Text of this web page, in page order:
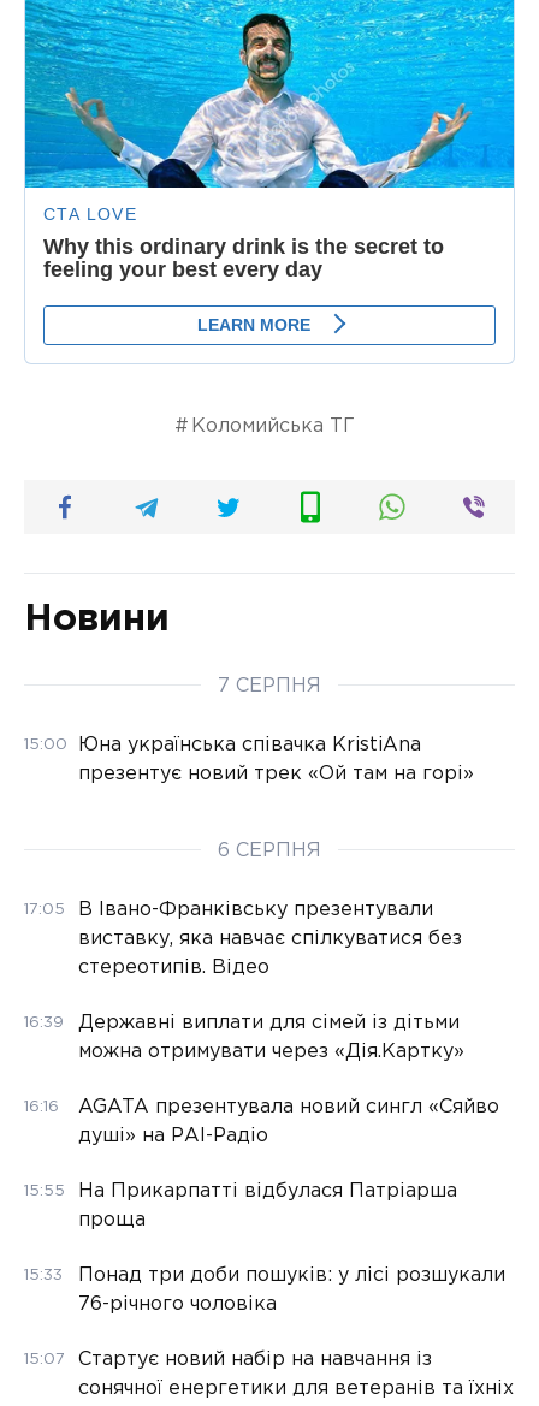
Коломийська ТГ
Новини
7 СЕРПНЯ
15:00
Юна українська співачка KristiAna
презентує новий трек «Ой там на горі»
6 СЕРПНЯ
17:05
В Івано-Франківську презентували
виставку, яка навчає спілкуватися без
стереотипів. Відео
16:39
Державні виплати для сімей із дітьми
можна отримувати через «Дія.Картку»
16:16
AGATA презентувала новий сингл «Сяйво
душі» на РАІ-Радіо
15:55
На Прикарпатті відбулася Патріарша
проща
15:33
Понад три доби пошуків: у лісі розшукали
76-річного чоловіка
15:07
Стартує новий набір на навчання із
сонячної енергетики для ветеранів та їхніх